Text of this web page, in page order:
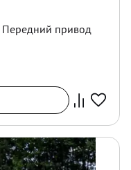
Передний привод